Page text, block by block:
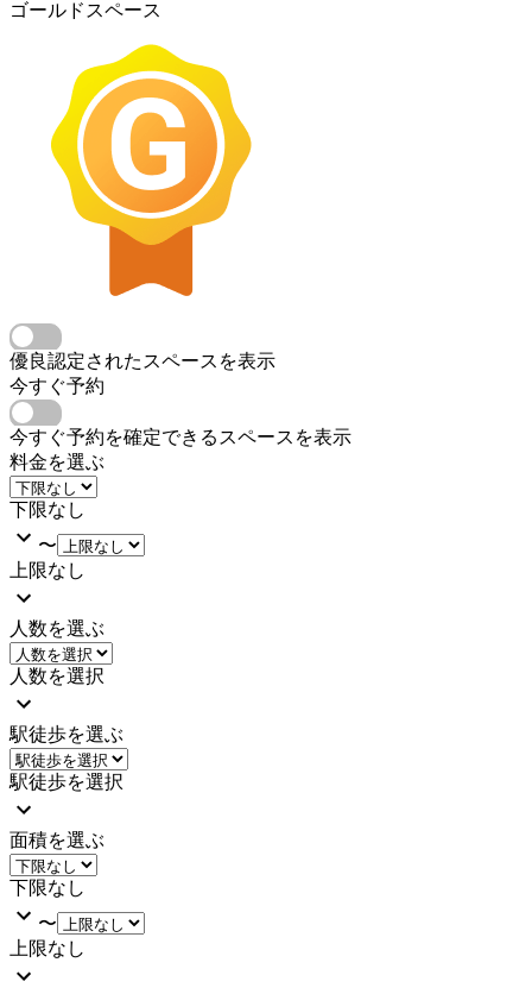
ゴールドスペース
優良認定されたスペースを表示
今すぐ予約
今すぐ予約を確定できるスペースを表示
料金を選ぶ
下限なし
〜
上限なし
人数を選ぶ
人数を選択
駅徒歩を選ぶ
駅徒歩を選択
面積を選ぶ
下限なし
〜
上限なし